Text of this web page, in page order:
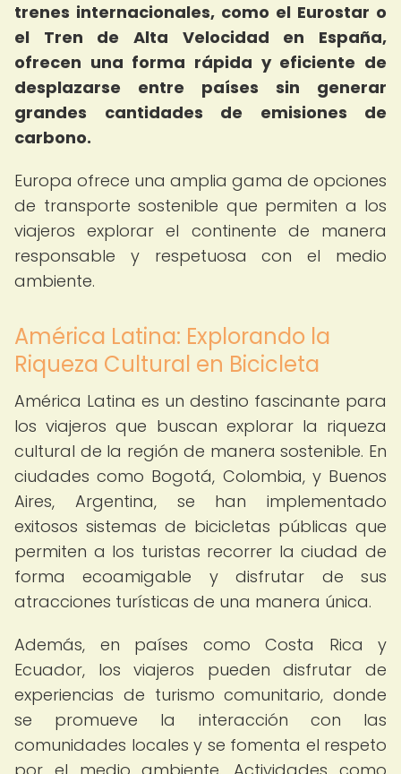
trenes internacionales, como el Eurostar o
el Tren de Alta Velocidad en España,
ofrecen una forma rápida y eficiente de
desplazarse entre países sin generar
grandes cantidades de emisiones de
carbono.
Europa ofrece una amplia gama de opciones
de transporte sostenible que permiten a los
viajeros explorar el continente de manera
responsable y respetuosa con el medio
ambiente.
América Latina: Explorando la
Riqueza Cultural en Bicicleta
América Latina es un destino fascinante para
los viajeros que buscan explorar la riqueza
cultural de la región de manera sostenible. En
ciudades como Bogotá, Colombia, y Buenos
Aires, Argentina, se han implementado
exitosos sistemas de bicicletas públicas que
permiten a los turistas recorrer la ciudad de
forma ecoamigable y disfrutar de sus
atracciones turísticas de una manera única.
Además, en países como Costa Rica y
Ecuador, los viajeros pueden disfrutar de
experiencias de turismo comunitario, donde
se promueve la interacción con las
comunidades locales y se fomenta el respeto